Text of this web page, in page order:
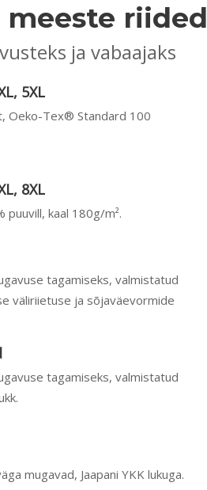
meeste riided
ja vabaajaks
5XL
Oeko-Tex® Standard 100
8XL
puuvill, kaal 180g/m².
tagamiseks, valmistatud
väliriietuse ja sõjaväevormide
tagamiseks, valmistatud
mugavad, Jaapani YKK lukuga.